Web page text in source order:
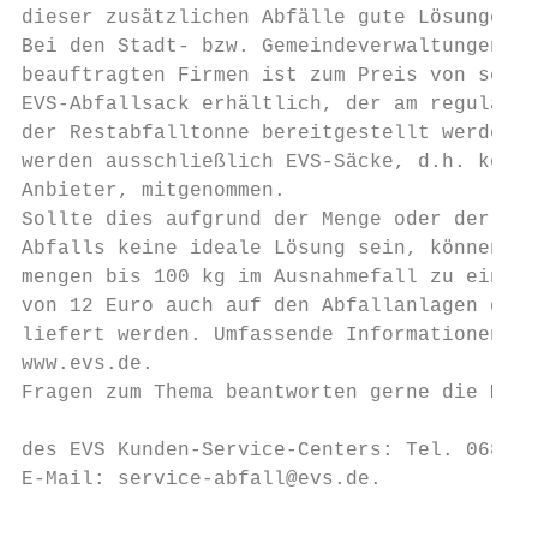
dieser zusätzlichen Abfälle gute
Bei den Stadt- bzw.
beauftragten Firmen ist zum Preis von
EVS-Abfallsack erhältlich, der am
der Restabfalltonne bereitgestellt
werden ausschließlich EVS-Säcke, d.h.
Anbieter, mitgenommen.
Sollte dies aufgrund der Menge oder der
Abfalls keine ideale Lösung sein,
mengen bis 100 kg im Ausnahmefall zu
von 12 Euro auch auf den Abfallanlagen
liefert werden. Umfassende
www.evs.de.
Fragen zum Thema beantworten gerne die
des EVS Kunden-Service-Centers: Tel. 0681
E-Mail: service-abfall@evs.de.